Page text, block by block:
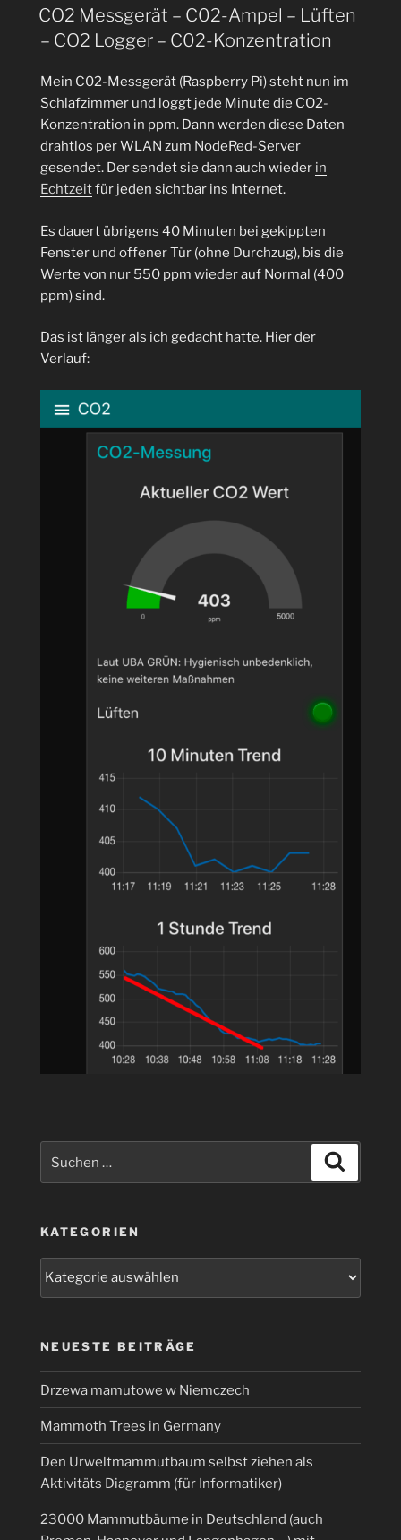
Wert
Luft
an,
wenn
man
sie
fragt
CO2-
Sprech-
Ampel“
AM
CO2 Messgerät – C02-Ampel – Lüften
– CO2 Logger – C02-Konzentration
Mein C02-Messgerät (Raspberry Pi) steht nun im
Schlafzimmer und loggt jede Minute die CO2-
Konzentration in ppm. Dann werden diese Daten
drahtlos per WLAN zum NodeRed-Server
gesendet. Der sendet sie dann auch wieder in
Echtzeitfür jeden sichtbar ins Internet.
Es dauert übrigens 40 Minuten bei gekippten
Fenster und offener Tür (ohne Durchzug), bis die
Werte von nur 550 ppm wieder auf Normal (400
ppm) sind.
Das ist länger als ich gedacht hatte. Hier der
Verlauf:
KATEGORIEN
NEUESTE BEITRÄGE
Drzewa mamutowe w Niemczech
Mammoth Trees in Germany
Den Urweltmammutbaum selbst ziehen als
Aktivitäts Diagramm (für Informatiker)
23000 Mammutbäume in Deutschland (auch